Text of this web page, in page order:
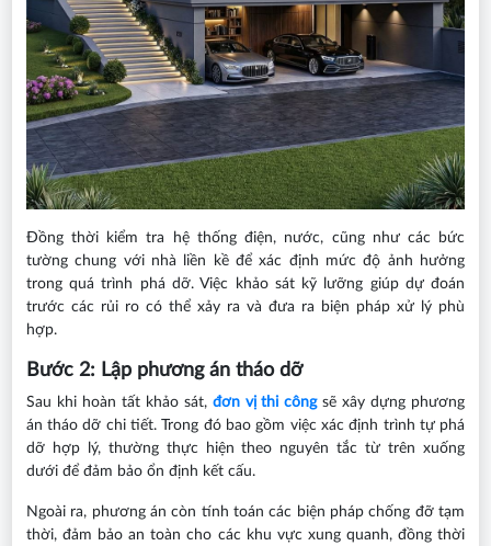
Đồng thời kiểm tra hệ thống điện, nước, cũng như các bức
tường chung với nhà liền kề để xác định mức độ ảnh hưởng
trong quá trình phá dỡ. Việc khảo sát kỹ lưỡng giúp dự đoán
trước các rủi ro có thể xảy ra và đưa ra biện pháp xử lý phù
hợp.
Bước 2: Lập phương án tháo dỡ
Sau khi hoàn tất khảo sát, đơn vị thi côngsẽ xây dựng phương
án tháo dỡ chi tiết. Trong đó bao gồm việc xác định trình tự phá
dỡ hợp lý, thường thực hiện theo nguyên tắc từ trên xuống
dưới để đảm bảo ổn định kết cấu.
Ngoài ra, phương án còn tính toán các biện pháp chống đỡ tạm
thời, đảm bảo an toàn cho các khu vực xung quanh, đồng thời